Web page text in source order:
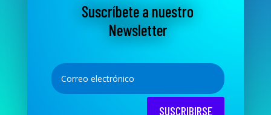
Suscríbete a nuestro
Newsletter
SUSCRIBIRSE